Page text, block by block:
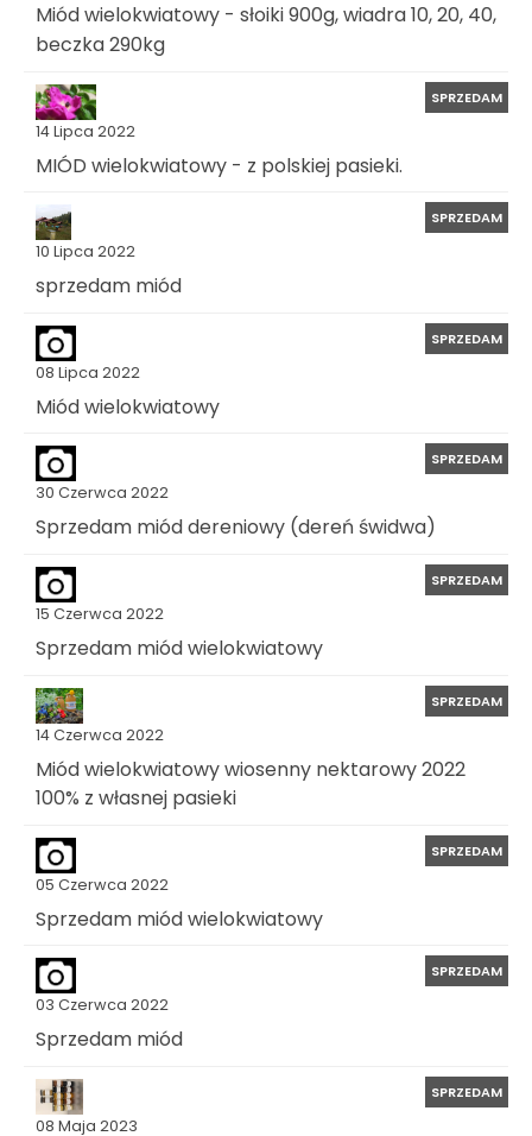
Miód wielokwiatowy - słoiki 900g, wiadra 10, 20, 40,
beczka 290kg
14 Lipca 2022
SPRZEDAM
MIÓD wielokwiatowy - z polskiej pasieki.
10 Lipca 2022
SPRZEDAM
sprzedam miód
08 Lipca 2022
SPRZEDAM
Miód wielokwiatowy
30 Czerwca 2022
SPRZEDAM
Sprzedam miód dereniowy (dereń świdwa)
15 Czerwca 2022
SPRZEDAM
Sprzedam miód wielokwiatowy
14 Czerwca 2022
SPRZEDAM
Miód wielokwiatowy wiosenny nektarowy 2022
100% z własnej pasieki
05 Czerwca 2022
SPRZEDAM
Sprzedam miód wielokwiatowy
03 Czerwca 2022
SPRZEDAM
Sprzedam miód
08 Maja 2023
SPRZEDAM